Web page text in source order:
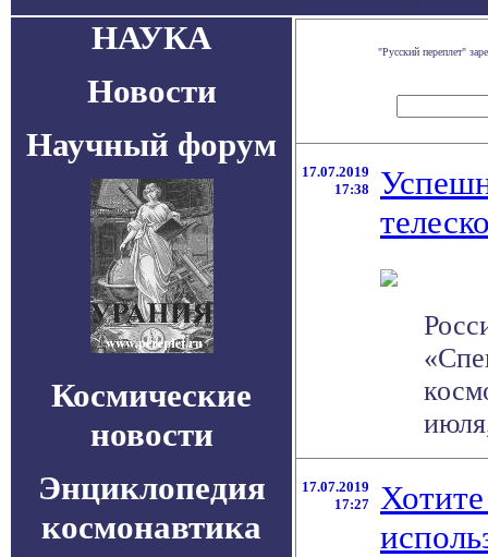
НАУКА
Новости
Научный форум
Космические
новости
Энциклопедия
космонавтика
"Русский переплет"
17.07.2019
17:38
17.07.2019
17:27